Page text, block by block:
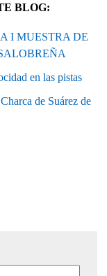
BLOG:
I MUESTRA DE
en las pistas
de Suárez de